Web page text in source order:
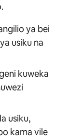
ya bei
usiku na
kuweka
usiku,
kama vile